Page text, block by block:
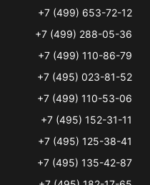
+7 (499) 653-72-12
+7 (499) 288-05-36
+7 (499) 110-86-79
+7 (495) 023-81-52
+7 (499) 110-53-06
+7 (495) 152-31-11
+7 (495) 125-38-41
+7 (495) 135-42-87